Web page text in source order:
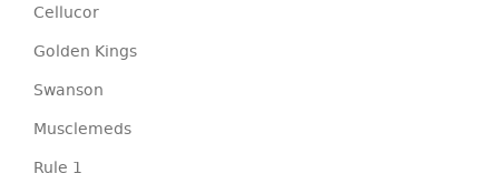
Cellucor
Golden Kings
Swanson
Musclemeds
Rule 1